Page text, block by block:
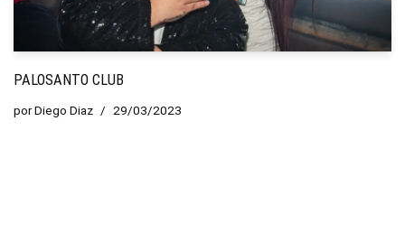
PALOSANTO CLUB
porDiego Diaz 29/03/2023